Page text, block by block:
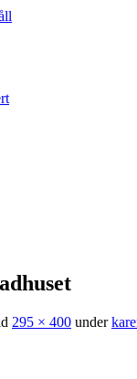
Musikkår
295 × 400 under